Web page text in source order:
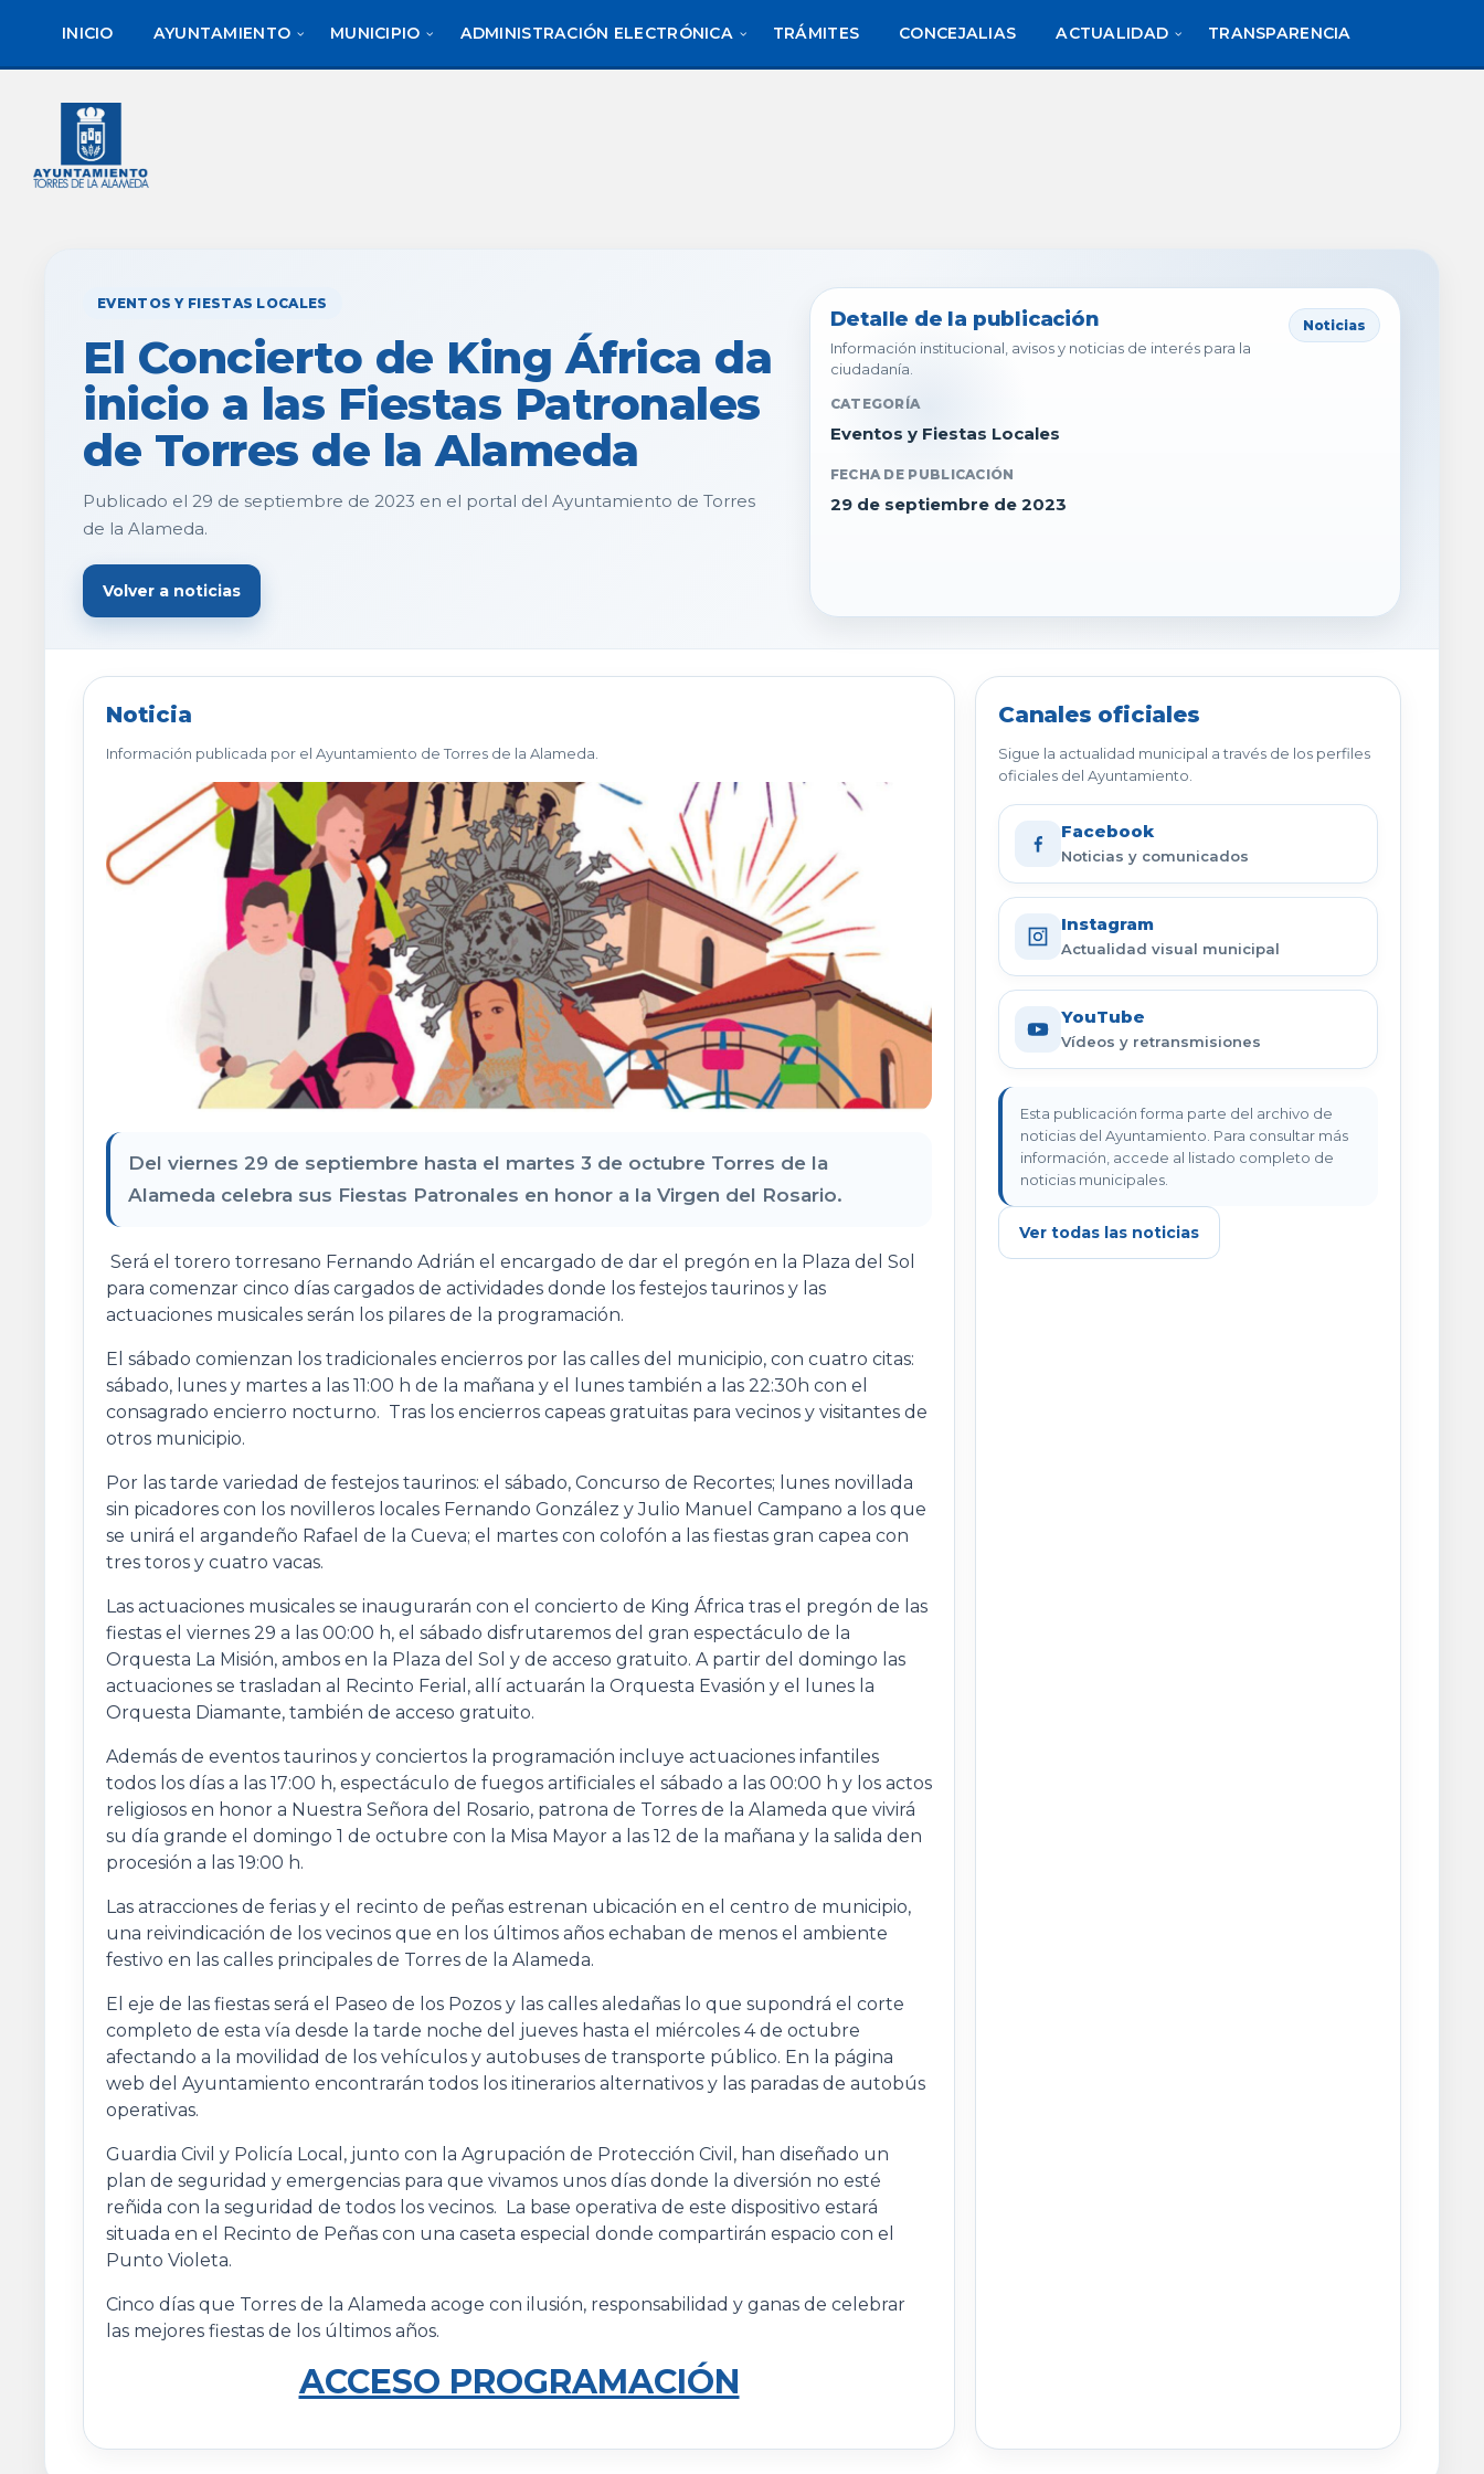
contenido
de
INICIO AYUNTAMIENTO MUNICIPIO ADMINISTRACIÓN ELECTRÓNICA TRÁMITES CONCEJALIAS ACTUALIDAD TRANSPARENCIA
EVENTOS Y FIESTAS LOCALES
El Concierto de King África da
inicio a las Fiestas Patronales
de Torres de la Alameda
Publicado el 29 de septiembre de 2023 en el portal del Ayuntamiento de Torres
de la Alameda.
Volver a noticias
Detalle de la publicación
Información institucional, avisos y noticias de interés para la
ciudadanía.
Noticias
CATEGORÍA
Eventos y Fiestas Locales
FECHA DE PUBLICACIÓN
29 de septiembre de 2023
Noticia
Información publicada por el Ayuntamiento de Torres de la Alameda.
Del viernes 29 de septiembre hasta el martes 3 de octubre Torres de la
Alameda celebra sus Fiestas Patronales en honor a la Virgen del Rosario.
Será el torero torresano Fernando Adrián el encargado de dar el pregón en la Plaza del Sol
para comenzar cinco días cargados de actividades donde los festejos taurinos y las
actuaciones musicales serán los pilares de la programación.
El sábado comienzan los tradicionales encierros por las calles del municipio, con cuatro citas:
sábado, lunes y martes a las 11:00 h de la mañana y el lunes también a las 22:30h con el
consagrado encierro nocturno. Tras los encierros capeas gratuitas para vecinos y visitantes de
otros municipio.
Por las tarde variedad de festejos taurinos: el sábado, Concurso de Recortes; lunes novillada
sin picadores con los novilleros locales Fernando González y Julio Manuel Campano a los que
se unirá el argandeño Rafael de la Cueva; el martes con colofón a las fiestas gran capea con
tres toros y cuatro vacas.
Las actuaciones musicales se inaugurarán con el concierto de King África tras el pregón de las
fiestas el viernes 29 a las 00:00 h, el sábado disfrutaremos del gran espectáculo de la
Orquesta La Misión, ambos en la Plaza del Sol y de acceso gratuito. A partir del domingo las
actuaciones se trasladan al Recinto Ferial, allí actuarán la Orquesta Evasión y el lunes la
Orquesta Diamante, también de acceso gratuito.
Además de eventos taurinos y conciertos la programación incluye actuaciones infantiles
todos los días a las 17:00 h, espectáculo de fuegos artificiales el sábado a las 00:00 h y los actos
religiosos en honor a Nuestra Señora del Rosario, patrona de Torres de la Alameda que vivirá
su día grande el domingo 1 de octubre con la Misa Mayor a las 12 de la mañana y la salida den
procesión a las 19:00 h.
Las atracciones de ferias y el recinto de peñas estrenan ubicación en el centro de municipio,
una reivindicación de los vecinos que en los últimos años echaban de menos el ambiente
festivo en las calles principales de Torres de la Alameda.
El eje de las fiestas será el Paseo de los Pozos y las calles aledañas lo que supondrá el corte
completo de esta vía desde la tarde noche del jueves hasta el miércoles 4 de octubre
afectando a la movilidad de los vehículos y autobuses de transporte público. En la página
web del Ayuntamiento encontrarán todos los itinerarios alternativos y las paradas de autobús
operativas.
Guardia Civil y Policía Local, junto con la Agrupación de Protección Civil, han diseñado un
plan de seguridad y emergencias para que vivamos unos días donde la diversión no esté
reñida con la seguridad de todos los vecinos. La base operativa de este dispositivo estará
situada en el Recinto de Peñas con una caseta especial donde compartirán espacio con el
Punto Violeta.
Cinco días que Torres de la Alameda acoge con ilusión, responsabilidad y ganas de celebrar
las mejores fiestas de los últimos años.
ACCESO PROGRAMACIÓN
Canales oficiales
Sigue la actualidad municipal a través de los perfiles
oficiales del Ayuntamiento.
Facebook
Noticias y comunicados
Instagram
Actualidad visual municipal
YouTube
Vídeos y retransmisiones
Esta publicación forma parte del archivo de
noticias del Ayuntamiento. Para consultar más
información, accede al listado completo de
noticias municipales.
Ver todas las noticias